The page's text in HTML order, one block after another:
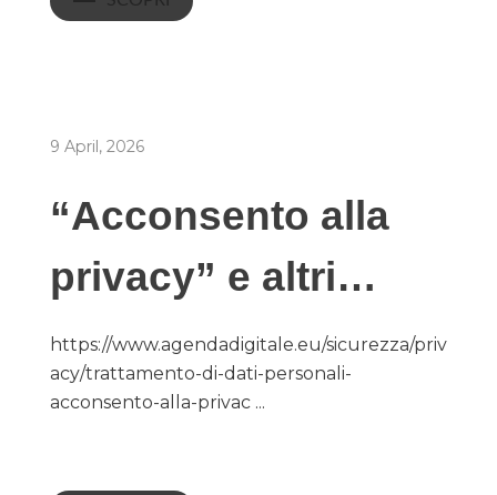
9 April, 2026
“Acconsento alla
privacy” e altri…
https://www.agendadigitale.eu/sicurezza/priv
acy/trattamento-di-dati-personali-
acconsento-alla-privac ...